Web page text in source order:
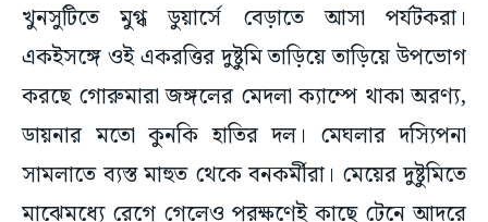
খুনসুটিতে মুগ্ধ ডুয়ার্সে বেড়াতে আসা পর্যটকরা।
একইসঙ্গে ওই একরত্তির দুষ্টুমি তাড়িয়ে তাড়িয়ে উপভোগ
করছে গোরুমারা জঙ্গলের মেদলা ক্যাম্পে থাকা অরণ্য,
ডায়নার মতো কুনকি হাতির দল। মেঘলার দস্যিপনা
সামলাতে ব্যস্ত মাহুত থেকে বনকর্মীরা। মেয়ের দুষ্টুমিতে
মাঝেমধ্যে রেগে গেলেও পরক্ষণেই কাছে টেনে আদরে